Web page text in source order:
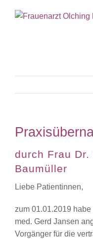
Inhalt
durch Frau
Baumüller
Liebe Patientinnen,
zum 01.01.2019
med. Gerd Jansen
Vorgänger für die